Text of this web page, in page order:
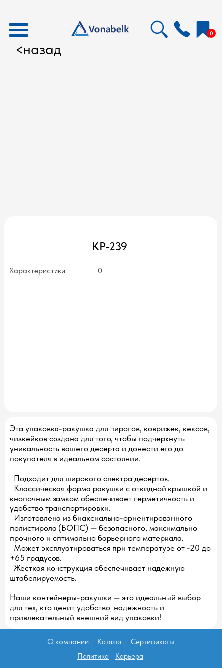
0
КР-239
0
Характеристики
Эта упаковка-ракушка для пирогов, коврижек, кексов,
чизкейков создана для того, чтобы подчеркнуть
уникальность вашего десерта и донести его до
покупателя в идеальном состоянии.
Подходит для широкого спектра десертов.
Классическая форма ракушки с откидной крышкой и
кнопочным замком обеспечивает герметичность и
удобство транспортировки.
Изготовлена из биаксиально-ориентированного
полистирола (БОПС) — безопасного, максимально
прочного и оптимально барьерного материала.
Может эксплуатироваться при температуре от -20 до
+65 градусов.
Жесткая конструкция обеспечивает надежную
штабелируемость.
Наши контейнеры-ракушки — это идеальный выбор
для тех, кто ценит удобство, надежность и
привлекательный внешний вид упаковки!
назад
<
О компании
Карьера
Сертификаты
Каталог
Политика